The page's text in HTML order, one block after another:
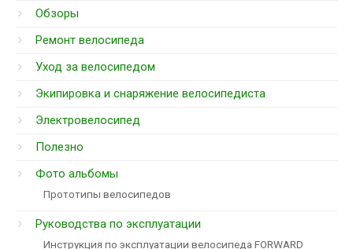
Обзоры
Ремонт велосипеда
Уход за велосипедом
Экипировка и снаряжение велосипедиста
Электровелосипед
Полезно
Фото альбомы
Прототипы велосипедов
Руководства по эксплуатации
Инструкция по эксплуатации велосипеда FORWARD